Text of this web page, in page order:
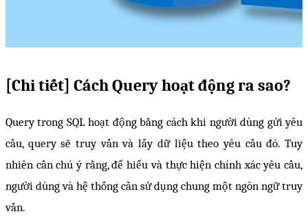
[Chi tiết] Cách Query hoạt động ra sao?
Query trong SQL hoạt động bằng cách khi người dùng gửi yêu
cầu, query sẽ truy vấn và lấy dữ liệu theo yêu cầu đó. Tuy
nhiên cần chú ý rằng, để hiểu và thực hiện chính xác yêu cầu,
người dùng và hệ thống cần sử dụng chung một ngôn ngữ truy
vấn.